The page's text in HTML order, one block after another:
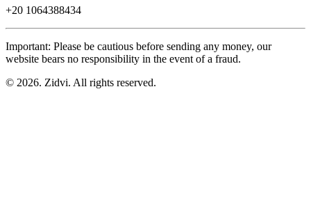
+20 1064388434
Important: Please be cautious before sending any money, our
website bears no responsibility in the event of a fraud.
© 2026. Zidvi. All rights reserved.